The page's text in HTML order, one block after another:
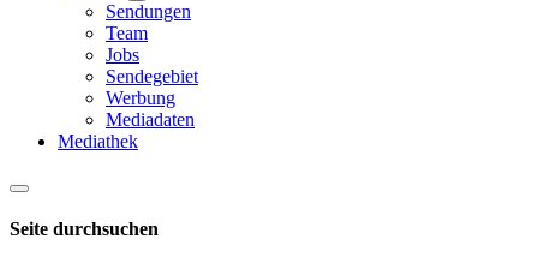
Sendungen
Team
Jobs
Sendegebiet
Werbung
Mediadaten
Mediathek
Seite durchsuchen